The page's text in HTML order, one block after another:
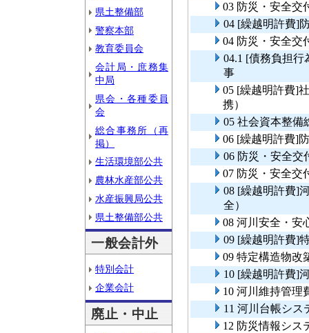
県土整備部
警察本部
教育委員会
会計局・庶務集
中局
県会・各種委員
会
総合事務所（再
掲）
生活環境部公共
農林水産部公共
水産振興局公共
県土整備部公共
一般会計外
特別会計
企業会計
廃止・中止
03 防災・安全交
04 [繰越明許費]
04 防災・安全交
04.1 [債務負担
事
05 [繰越明許費]
携）
05 社会資本整備
06 [繰越明許費]
06 防災・安全交
07 防災・安全交
08 [繰越明許費]
全）
08 河川安全・安
09 [繰越明許費]
09 特定構造物改
10 [繰越明許費]
10 河川維持管理
11 河川台帳シス
12 防災情報シス